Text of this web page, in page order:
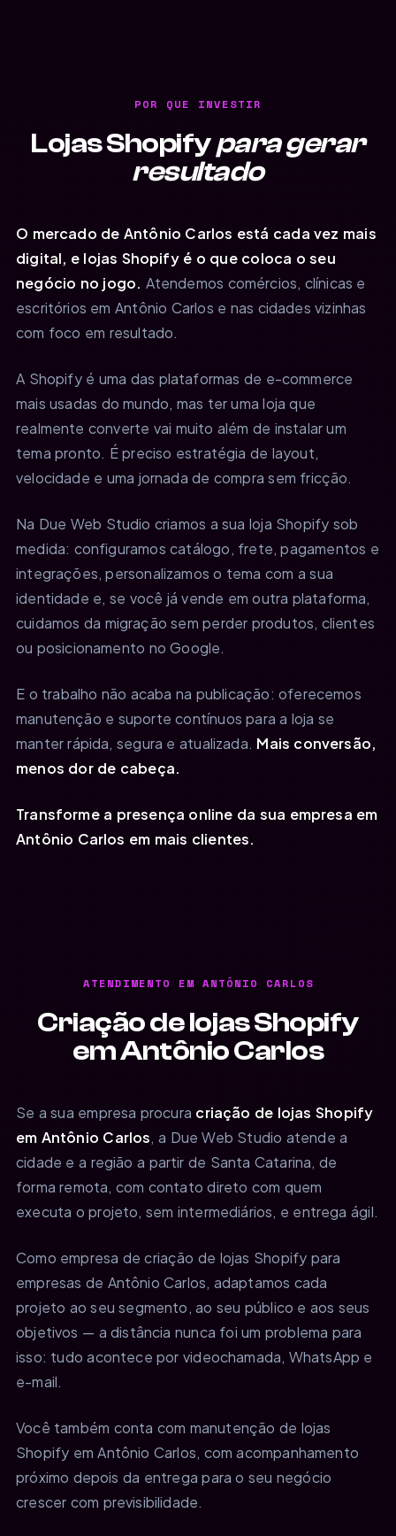
POR QUE INVESTIR
Lojas Shopifypara gerar
resultado
O mercado de Antônio Carlos está cada vez mais
digital, e lojas Shopify é o que coloca o seu
negócio no jogo. Atendemos comércios, clínicas e
escritórios em Antônio Carlos e nas cidades vizinhas
com foco em resultado.
A Shopify é uma das plataformas de e-commerce
mais usadas do mundo, mas ter uma loja que
realmente converte vai muito além de instalar um
tema pronto. É preciso estratégia de layout,
velocidade e uma jornada de compra sem fricção.
Na Due Web Studio criamos a sua loja Shopify sob
medida: configuramos catálogo, frete, pagamentos e
integrações, personalizamos o tema com a sua
identidade e, se você já vende em outra plataforma,
cuidamos da migração sem perder produtos, clientes
ou posicionamento no Google.
E o trabalho não acaba na publicação: oferecemos
manutenção e suporte contínuos para a loja se
manter rápida, segura e atualizada. Mais conversão,
menos dor de cabeça.
Transforme a presença online da sua empresa em
Antônio Carlos em mais clientes.
ATENDIMENTO EM ANTÔNIO CARLOS
Criação de lojas Shopify
em Antônio Carlos
Se a sua empresa procura criação de lojas Shopify
em Antônio Carlos, a Due Web Studio atende a
cidade e a região a partir de Santa Catarina, de
forma remota, com contato direto com quem
executa o projeto, sem intermediários, e entrega ágil.
Como empresa de criação de lojas Shopify para
empresas de Antônio Carlos, adaptamos cada
projeto ao seu segmento, ao seu público e aos seus
objetivos — a distância nunca foi um problema para
isso: tudo acontece por videochamada, WhatsApp e
e-mail.
Você também conta com manutenção de lojas
Shopify em Antônio Carlos, com acompanhamento
próximo depois da entrega para o seu negócio
crescer com previsibilidade.